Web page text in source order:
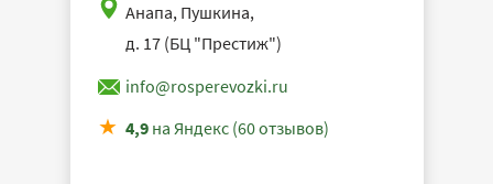
Анапа, Пушкина,
д. 17 (БЦ "Престиж")
info@rosperevozki.ru
4,9на Яндекс (60 отзывов)